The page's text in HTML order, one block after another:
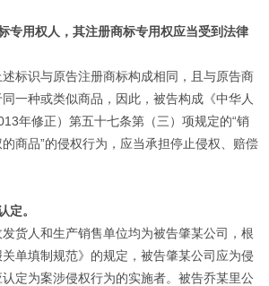
专用权人，其注册商标专用权应当受到法律
标识与原告注册商标构成相同，且与原告商
一种或类似商品，因此，被告构成《中华人
年修正）第五十七条第（三）项规定的“销
商品”的侵权行为，应当承担停止侵权、赔偿
定。
货人和生产销售单位均为被告肇某公司，根
单填制规范》的规定，被告肇某公司应为侵
定为案涉侵权行为的实施者。被告乔某里公